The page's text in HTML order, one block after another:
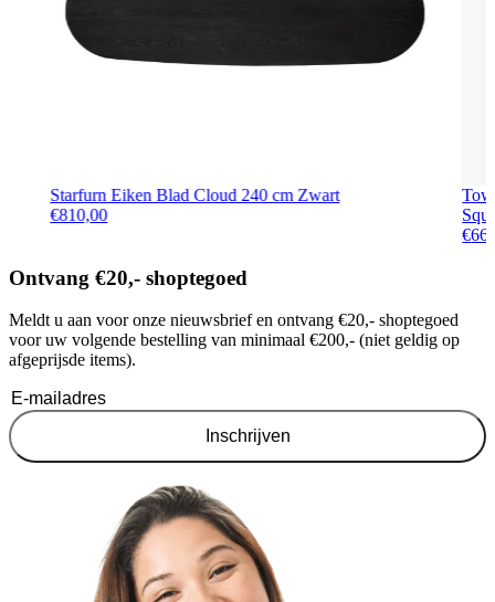
Starfurn Eiken Blad Cloud 240 cm Zwart
€810,00
€
Ontvang €20,- shoptegoed
Meldt u aan voor onze nieuwsbrief en ontvang €20,- shoptegoed
voor uw volgende bestelling van minimaal €200,- (niet geldig op
afgeprijsde items).
Inschrijven